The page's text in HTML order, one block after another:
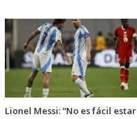
Lionel Messi: “No es fácil estar